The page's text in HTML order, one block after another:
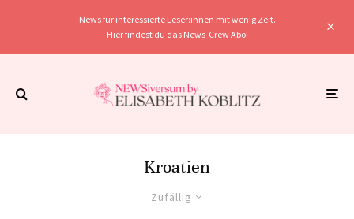
News für interessierte Leser:innen mit wenig Zeit.
Hier findest du das News-Crew Abo!
Kroatien
Zufällig